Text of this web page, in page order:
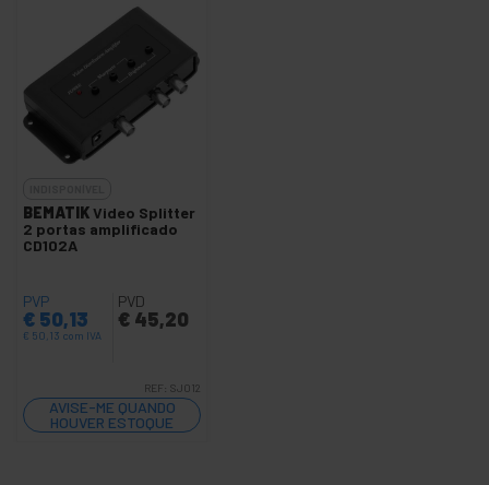
BEMATIKVideo Splitter
2 portas amplificado
CD102A
PVP
€ 50,13
€ 50,13 com IVA
PVD
€45,20
REF: SJ012
AVISE-ME QUANDO
HOUVER ESTOQUE